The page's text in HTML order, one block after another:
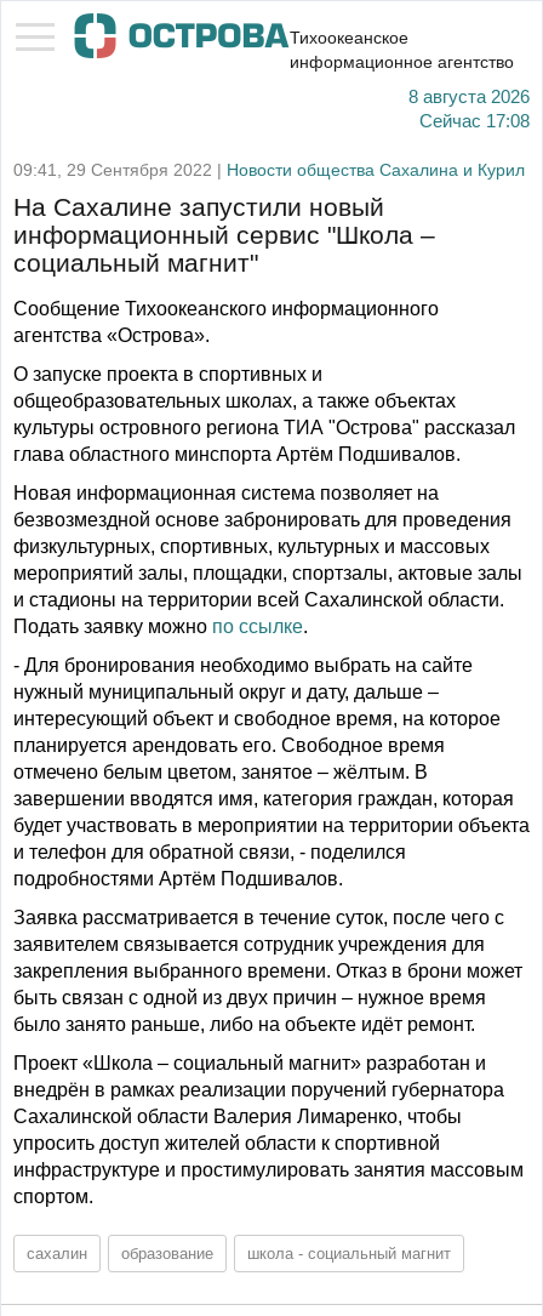
Тихоокеанское
информационное агентство
8 августа 2026
Сейчас 17:08
09:41, 29 Сентября 2022 | Новости общества Сахалина и Курил
На Сахалине запустили новый
информационный сервис "Школа –
социальный магнит"
Сообщение Тихоокеанского информационного
агентства «Острова».
О запуске проекта в спортивных и
общеобразовательных школах, а также объектах
культуры островного региона ТИА "Острова" рассказал
глава областного минспорта Артём Подшивалов.
Новая информационная система позволяет на
безвозмездной основе забронировать для проведения
физкультурных, спортивных, культурных и массовых
мероприятий залы, площадки, спортзалы, актовые залы
и стадионы на территории всей Сахалинской области.
Подать заявку можно по ссылке.
- Для бронирования необходимо выбрать на сайте
нужный муниципальный округ и дату, дальше –
интересующий объект и свободное время, на которое
планируется арендовать его. Свободное время
отмечено белым цветом, занятое – жёлтым. В
завершении вводятся имя, категория граждан, которая
будет участвовать в мероприятии на территории объекта
и телефон для обратной связи, - поделился
подробностями Артём Подшивалов.
Заявка рассматривается в течение суток, после чего с
заявителем связывается сотрудник учреждения для
закрепления выбранного времени. Отказ в брони может
быть связан с одной из двух причин – нужное время
было занято раньше, либо на объекте идёт ремонт.
Проект «Школа – социальный магнит» разработан и
внедрён в рамках реализации поручений губернатора
Сахалинской области Валерия Лимаренко, чтобы
упросить доступ жителей области к спортивной
инфраструктуре и простимулировать занятия массовым
спортом.
сахалин образование школа - социальный магнит